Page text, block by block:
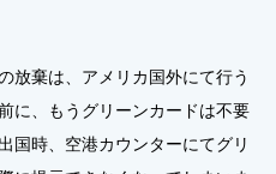
放棄は、アメリカ国外にて行う
に、もうグリーンカードは不要
国時、空港カウンターにてグリ